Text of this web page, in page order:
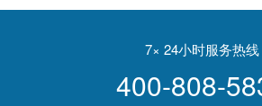
计持续一周左右
7× 24小时服务热线
400-808-